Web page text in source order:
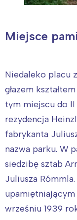
Miejsce
Niedaleko placu
głazem
tym miejscu do
rezydencja
fabrykanta
nazwa parku. W
siedzibę sztab
Juliusza
upamiętniającym
wrześniu 1939